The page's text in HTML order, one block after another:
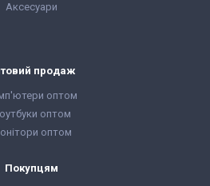
Аксесуари
продаж
оптом
оптом
оптом
Покупцям